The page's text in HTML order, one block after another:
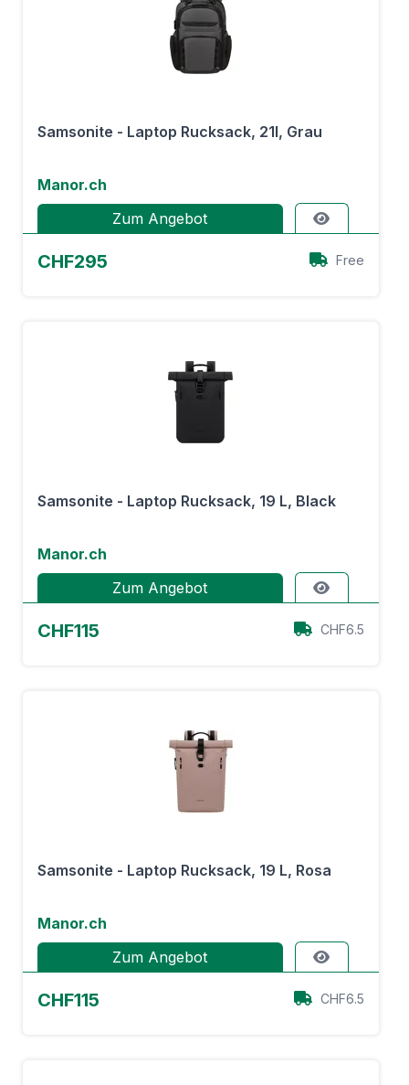
Samsonite - Laptop Rucksack, 21l, Grau
Manor.ch
Zum Angebot
CHF295 Free
Samsonite - Laptop Rucksack, 19 L, Black
Manor.ch
Zum Angebot
CHF115 CHF6.5
Samsonite - Laptop Rucksack, 19 L, Rosa
Manor.ch
Zum Angebot
CHF115 CHF6.5